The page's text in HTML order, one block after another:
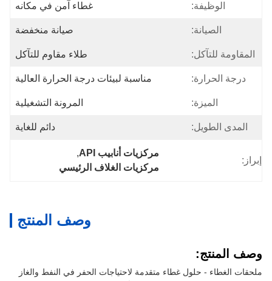
الوظيفة: غطاء آمن في مكانه
الصيانة: صيانة منخفضة
المقاومة للتآكل: طلاء مقاوم للتآكل
درجة الحرارة: مناسبة لبيئات درجة الحرارة العالية
الميزة: المرونة التشغيلية
المدى الطويل: دائم للغاية
إبراز:
مركزيات أنابيب API
,
مركزيات الغلاف الرئيسي
وصف المنتج
وصف المنتج:
ملحقات الغطاء - حلول غطاء متقدمة لاحتياجات الحفر في النفط والغاز